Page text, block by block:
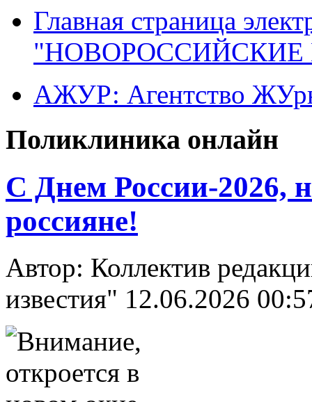
Главная страница
"НОВОРОССИЙСКИЕ
АЖУР: Агентство
Поликлиника онлайн
C Днем России-2026,
россияне!
Автор: Коллектив
известия" 12.06.2026